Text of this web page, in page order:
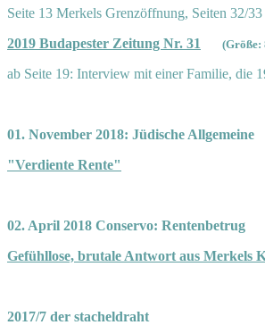
Seite 13 Merkels Grenzöffnung, Seiten 32/
2019 Budapester Zeitung Nr. 31
(Größe:
ab Seite 19: Interview mit einer Familie, die
01. November 2018: Jüdische Allgemeine
"Verdiente Rente"
02. April 2018 Conservo: Rentenbetrug
Gefühllose, brutale Antwort aus Merkels
2017/7 der stacheldraht